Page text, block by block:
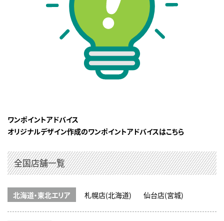
ワンポイントアドバイス
オリジナルデザイン作成のワンポイントアドバイスはこちら
全国店舗一覧
北海道・東北エリア 札幌店(北海道) 仙台店(宮城)